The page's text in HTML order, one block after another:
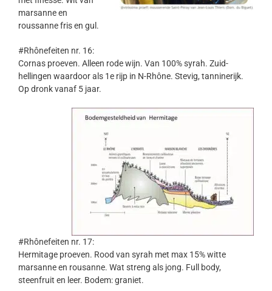
marsanne en
roussanne fris en gul.
#Rhônefeiten nr. 16:
Cornas proeven. Alleen rode wijn. Van 100% syrah. Zuid-
hellingen waardoor als 1e rijp in N-Rhône. Stevig, tanninerijk.
Op dronk vanaf 5 jaar.
#Rhônefeiten nr. 17:
Hermitage proeven. Rood van syrah met max 15% witte
marsanne en rousanne. Wat streng als jong. Full body,
steenfruit en leer. Bodem: graniet.